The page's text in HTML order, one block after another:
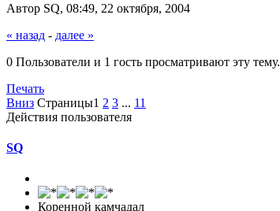
Автор SQ, 08:49, 22 октября, 2004
« назад - далее »
0 Пользователи и 1 гость просматривают эту тему.
Печать
Вниз Страницы1 2 3 ... 11
Действия пользователя
SQ
Коренной камчадал